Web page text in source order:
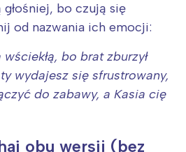
bo czują się
od nazwania ich emocji:
bo brat zburzył
wydajesz się sfrustrowany,
do zabawy, a Kasia cię
obu wersji (bez